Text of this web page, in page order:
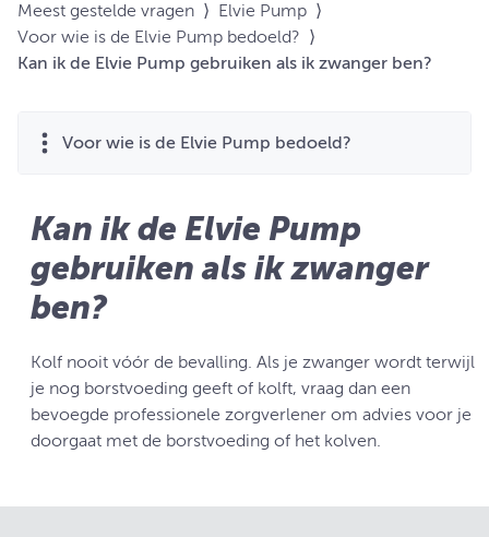
Meest gestelde vragen ⟩ Elvie Pump ⟩
Voor wie is de Elvie Pump bedoeld? ⟩
Kan ik de Elvie Pump gebruiken als ik zwanger ben?
Voor wie is de Elvie Pump bedoeld?
Kan ik de Elvie Pump
gebruiken als ik zwanger
ben?
Kolf nooit vóór de bevalling. Als je zwanger wordt terwijl
je nog borstvoeding geeft of kolft, vraag dan een
bevoegde professionele zorgverlener om advies voor je
doorgaat met de borstvoeding of het kolven.